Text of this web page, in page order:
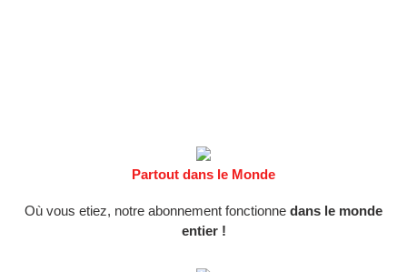
Partout dans le Monde
Où vous etiez, notre abonnement fonctionne dans le monde
entier !